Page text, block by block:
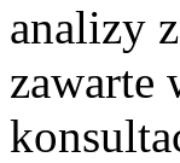
analizy
zawarte